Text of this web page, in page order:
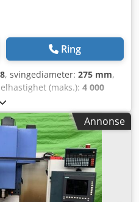
Ring
, svingediameter: 275 mm,
(maks.): 4 000
2 232 mm, total lengde:4 339
, totalvekt:7 600 kg , Utstyr:
Seiki NL 2500 SY / 1250
verktøy og 2. spindel
720 BM) Codpfx Amoy
/ 366 mm
Spindelhastighet 4000
Annonse